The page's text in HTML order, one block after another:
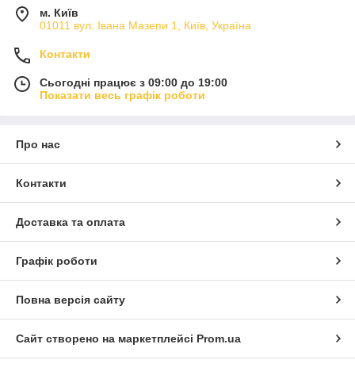
м. Київ
01011 вул. Івана Мазепи 1, Київ, Україна
Контакти
Сьогодні працює з 09:00 до 19:00
Показати весь графік роботи
Про нас
Контакти
Доставка та оплата
Графік роботи
Повна версія сайту
Сайт створено на маркетплейсі Prom.ua